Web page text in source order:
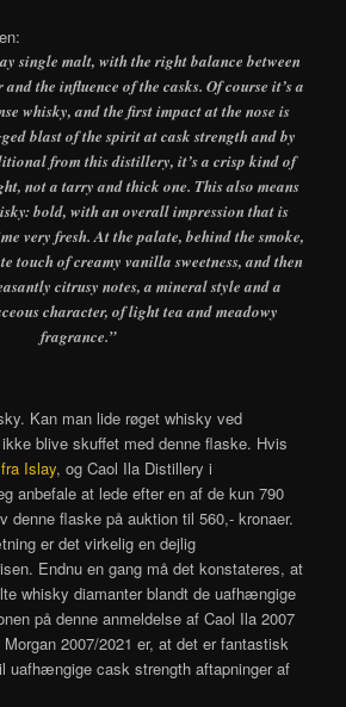
single malt, with the right balance between
the influence of the casks. Of course it’s a
whisky, and the first impact at the nose is
blast of the spirit at cask strength and by
from this distillery, it’s a crisp kind of
not a tarry and thick one. This also means
bold, with an overall impression that is
very fresh. At the palate, behind the smoke,
touch of creamy vanilla sweetness, and then
citrusy notes, a mineral style and a
character, of light tea and meadowy
fragrance.”
Kan man lide røget whisky ved
blive skuffet med denne flaske. Hvis
Islay, og Caol Ila Distillery i
anbefale at lede efter en af de kun 790
denne flaske på auktion til 560,- kronaer.
er det virkelig en dejlig
Endnu en gang må det konstateres, at
whisky diamanter blandt de uafhængige
på denne anmeldelse af Caol Ila 2007
2007/2021 er, at det er fantastisk
uafhængige cask strength aftapninger af